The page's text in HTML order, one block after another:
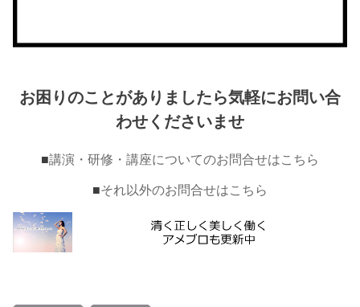
お困りのことがありましたら気軽にお問い合
わせくださいませ
■講演・研修・講座についてのお問合せはこちら
■それ以外のお問合せはこちら